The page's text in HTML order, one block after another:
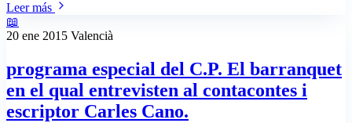
Leer más
📖
20 ene 2015 Valencià
programa especial del C.P. El barranquet
en el qual entrevisten al contacontes i
escriptor Carles Cano.